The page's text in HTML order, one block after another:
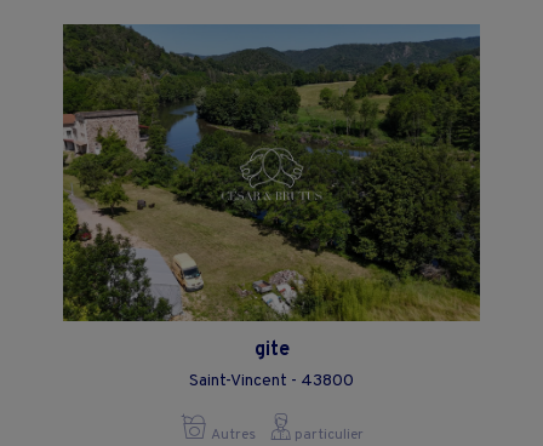
gite
Saint-Vincent - 43800
Autres particulier